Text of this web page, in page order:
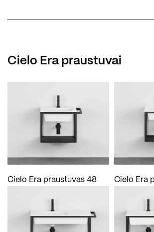
Cielo Era praustuvai
Cielo Era praustuvas 48 Cielo Era